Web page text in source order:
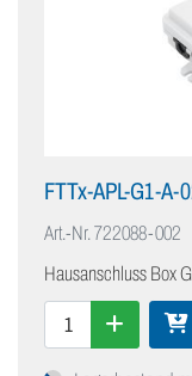
FTTx-APL-G1-A-
Art.-Nr.722088-002
Hausanschluss Box